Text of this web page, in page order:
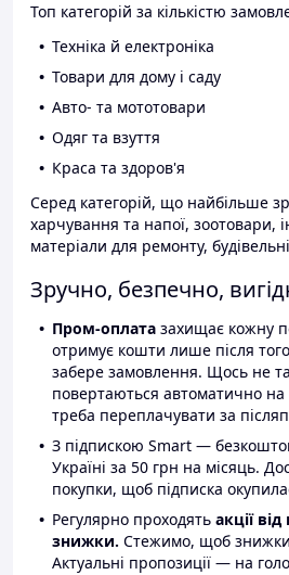
Топ категорій за кількістю
Техніка й електроніка
Товари для дому і саду
Авто- та мототовари
Одяг та взуття
Краса та здоров'я
Серед категорій, що найбільше
харчування та напої, зоотовари,
матеріали для ремонту,
Зручно, безпечно,
Пром-оплата захищає кожну
отримує кошти лише після
забере замовлення. Щось не
повертаються автоматично
треба переплачувати за
З підпискою Smart —
Україні за 50 грн на місяць.
покупки, щоб підписка
Регулярно проходять акції
знижки. Стежимо, щоб
Актуальні пропозиції — на